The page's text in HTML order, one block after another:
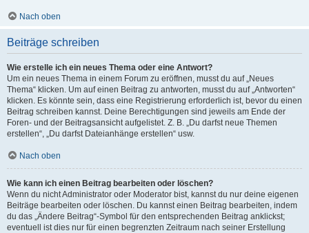
Nach oben
Beiträge schreiben
Wie erstelle ich ein neues Thema oder eine Antwort?
Um ein neues Thema in einem Forum zu eröffnen, musst du auf „Neues
Thema“ klicken. Um auf einen Beitrag zu antworten, musst du auf „Antworten“
klicken. Es könnte sein, dass eine Registrierung erforderlich ist, bevor du einen
Beitrag schreiben kannst. Deine Berechtigungen sind jeweils am Ende der
Foren- und der Beitragsansicht aufgelistet. Z. B. „Du darfst neue Themen
erstellen“, „Du darfst Dateianhänge erstellen“ usw.
Nach oben
Wie kann ich einen Beitrag bearbeiten oder löschen?
Wenn du nicht Administrator oder Moderator bist, kannst du nur deine eigenen
Beiträge bearbeiten oder löschen. Du kannst einen Beitrag bearbeiten, indem
du das „Ändere Beitrag“-Symbol für den entsprechenden Beitrag anklickst;
eventuell ist dies nur für einen begrenzten Zeitraum nach seiner Erstellung